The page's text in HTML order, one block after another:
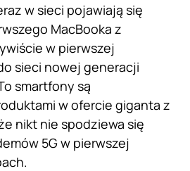
w sieci pojawiają się
MacBooka z
w pierwszej
sieci nowej generacji
smartfony są
w ofercie giganta z
nikt nie spodziewa się
5G w pierwszej